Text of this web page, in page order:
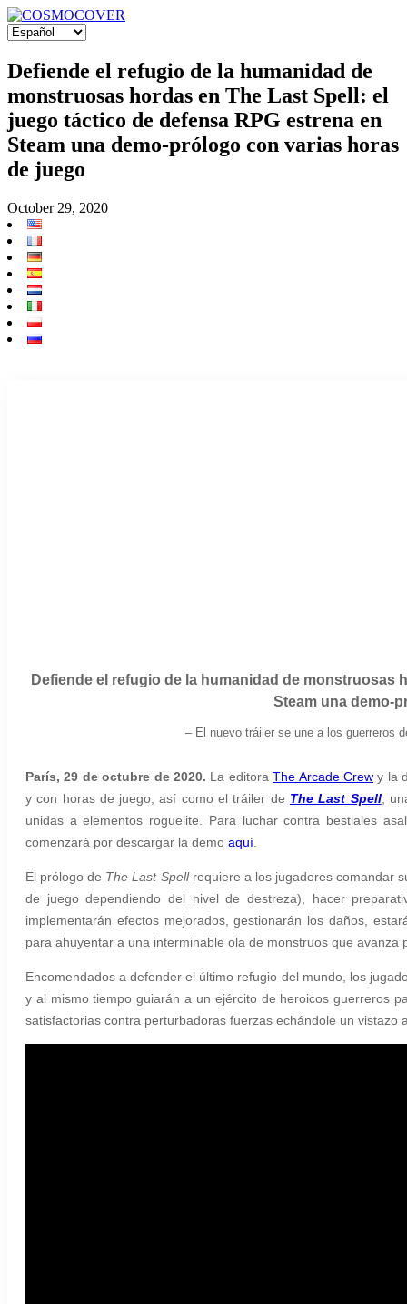
Defiende el refugio de la humanidad de
monstruosas hordas en The Last Spell: el
juego táctico de defensa RPG estrena en
Steam una demo-prólogo con varias horas
de juego
October 29, 2020
Defiende el refugio de la humanidad de monstruosas
Steam una demo-
– El nuevo tráiler se une a los guerreros
París, 29 de octubre de 2020. La editoraThe Arcade Crew y la
y con horas de juego, así como el tráiler de The Last Spell,
unidas a elementos roguelite. Para luchar contra bestiales
comenzará por descargar la demo aquí
El prólogo de The Last Spell requiere a los jugadores comandar
de juego dependiendo del nivel de destreza), hacer
implementarán efectos mejorados, gestionarán los daños,
para ahuyentar a una interminable ola de monstruos que avanza
Encomendados a defender el último refugio del mundo, los
y al mismo tiempo guiarán a un ejército de heroicos guerreros
satisfactorias contra perturbadoras fuerzas echándole un